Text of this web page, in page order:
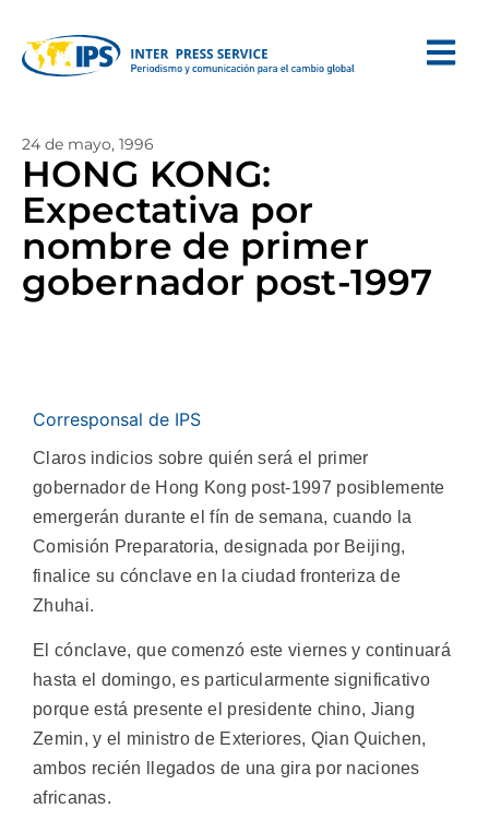
24 de mayo, 1996
HONG KONG:
Expectativa por
nombre de primer
gobernador post-1997
Corresponsal de IPS
Claros indicios sobre quién será el primer
gobernador de Hong Kong post-1997 posiblemente
emergerán durante el fín de semana, cuando la
Comisión Preparatoria, designada por Beijing,
finalice su cónclave en la ciudad fronteriza de
Zhuhai.
El cónclave, que comenzó este viernes y continuará
hasta el domingo, es particularmente significativo
porque está presente el presidente chino, Jiang
Zemin, y el ministro de Exteriores, Qian Quichen,
ambos recién llegados de una gira por naciones
africanas.